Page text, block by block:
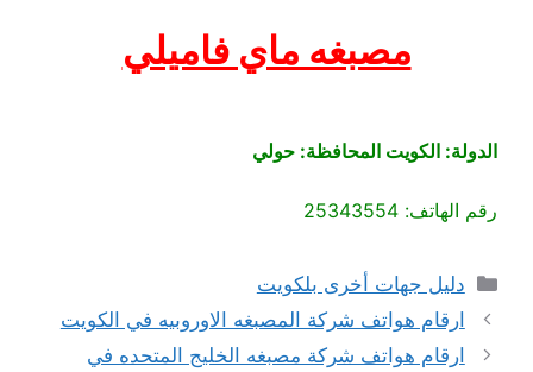
مصبغه ماي فاميلي
الدولة: الكويت المحافظة: حولي
رقم الهاتف: 25343554
التصنيفات
دليل جهات أخرى بلكويت
ارقام هواتف شركة المصبغه الاوروبيه في الكويت
ارقام هواتف شركة مصبغه الخليج المتحده في